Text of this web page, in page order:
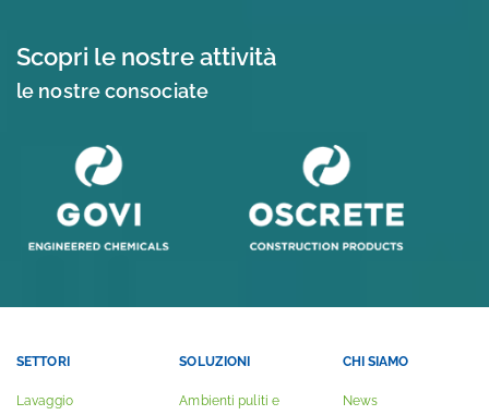
Scopri le nostre attività
le nostre consociate
SETTORI
Lavaggio
SOLUZIONI
Ambienti puliti e
CHI SIAMO
News